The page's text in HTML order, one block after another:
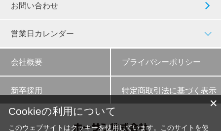
お問い合わせ
営業日カレンダー
会社概要 プライバシーポリシー
新卒採用 特定商取引法に基づく表示
✕
Cookieの利用について
このウェブサイトはクッキーを使用しています。このサイトを使